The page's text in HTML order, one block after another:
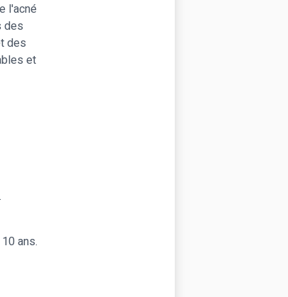
l'acné
des
des
et
ans.